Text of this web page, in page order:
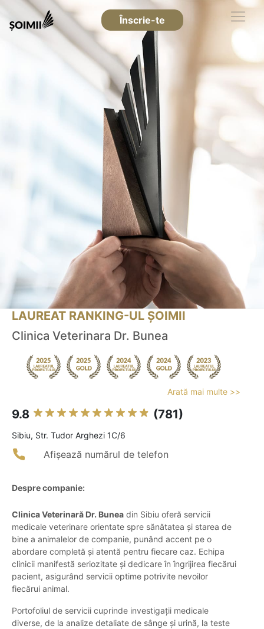
Înscrie-te
LAUREAT RANKING-UL ȘOIMII
Clinica Veterinara Dr. Bunea
Arată mai multe >>
9.8 (781)
Sibiu, Str. Tudor Arghezi 1C/6
Afișează numărul de telefon
Despre companie:
Clinica Veterinară Dr. Bunea din Sibiu oferă servicii
medicale veterinare orientate spre sănătatea și starea de
bine a animalelor de companie, punând accent pe o
abordare completă și atentă pentru fiecare caz. Echipa
clinicii manifestă seriozitate și dedicare în îngrijirea fiecărui
pacient, asigurând servicii optime potrivite nevoilor
fiecărui animal.
Portofoliul de servicii cuprinde investigații medicale
diverse, de la analize detaliate de sânge și urină, la teste